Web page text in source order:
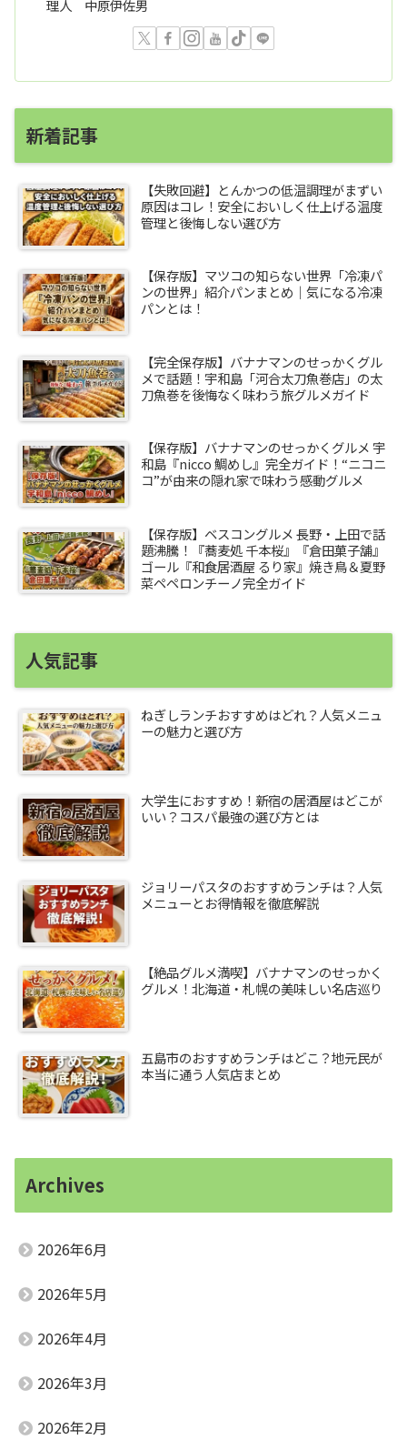
理人 中原伊佐男
新着記事
【失敗回避】とんかつの低温調理がまずい
原因はコレ！安全においしく仕上げる温度
管理と後悔しない選び方
【保存版】マツコの知らない世界「冷凍パ
ンの世界」紹介パンまとめ｜気になる冷凍
パンとは！
【完全保存版】バナナマンのせっかくグル
メで話題！宇和島「河合太刀魚巻店」の太
刀魚巻を後悔なく味わう旅グルメガイド
【保存版】バナナマンのせっかくグルメ 宇
和島『nicco 鯛めし』完全ガイド！“ニコニ
コ”が由来の隠れ家で味わう感動グルメ
【保存版】ベスコングルメ 長野・上田で話
題沸騰！『蕎麦処 千本桜』『倉田菓子舗』
ゴール『和食居酒屋 るり家』焼き鳥＆夏野
菜ペペロンチーノ完全ガイド
人気記事
ねぎしランチおすすめはどれ？人気メニュ
ーの魅力と選び方
大学生におすすめ！新宿の居酒屋はどこが
いい？コスパ最強の選び方とは
ジョリーパスタのおすすめランチは？人気
メニューとお得情報を徹底解説
【絶品グルメ満喫】バナナマンのせっかく
グルメ！北海道・札幌の美味しい名店巡り
五島市のおすすめランチはどこ？地元民が
本当に通う人気店まとめ
Archives
2026年6月
2026年5月
2026年4月
2026年3月
2026年2月